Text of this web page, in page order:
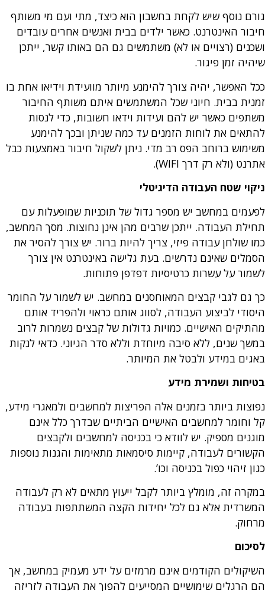
גורם נוסף שיש לקחת בחשבון הוא כיצד, מתי ועם מי משותף
חיבור האינטרנט. כאשר ילדים בבית ואנשים אחרים עובדים
ושכנים (רצויים או לא) משתמשים גם הם באותו קשר, ייתכן
שיהיה זמן פיגור.
ככל האפשר, יהיה צורך להימנע מיותר מוועידת וידיאו אחת בו
זמנית בבית. חיוני שכל המשתמשים איתם משותף החיבור
משתפים כאשר יש להם ועידות וידאו חשובות, כדי לנסות
להתאים את לוחות הזמנים עד כמה שניתן ובכך להימנע
משימוש ברוחב הפס רב מדי. ניתן לשקול חיבור באמצעות כבל
אתרנט (ולא רק דרך WIFI).
ניקוי שטח העבודה הדיגיטלי
לפעמים במחשב יש מספר גדול של תוכניות שמופעלות עם
תחילת העבודה. ייתכן שרבים מהן אינן נחוצות. מסך המחשב,
כמו שולחן עבודה פיזי, צריך להיות ברור. יש צורך להסיר את
הסמלים שאינם נדרשים. בעת גלישה באינטרנט אין צורך
לשמור על עשרות כרטיסיות דפדפן פתוחות.
כך גם לגבי קבצים המאוחסנים במחשב. יש לשמור על החומר
היסודי לביצוע העבודה, לסווג אותם כראוי ולהפריד אותם
מהתיקים האישיים. כמויות גדולות של קבצים נשמרות לרוב
במשך שנים, ללא סיבה מיוחדת וללא סדר הגיוני. כדאי לנקות
באגים במידע ולבטל את המיותר.
בטיחות ושמירת מידע
נפוצות ביותר בזמנים אלה הפריצות למחשבים ולמאגרי מידע,
קל וחומר למחשבים האישיים הביתיים שבדרך כלל אינם
מוגנים מספיק. יש לוודא כי בכניסה למחשבים ולקבצים
הקשורים לעבודה, קיימות סיסמאות מתאימות והגנות נוספות
כגון זיהוי כפול בכניסה וכו’.
במקרה זה, מומלץ ביותר לקבל ייעוץ מתאים לא רק לעבודה
המשרדית אלא גם לכל יחידות הקצה המשתתפות בעבודה
מרחוק.
לסיכום
השיקולים הקודמים אינם מרמזים על ידע מעמיק במחשב, אך
הם הרגלים שימושיים המסייעים להפוך את העבודה לזריזה